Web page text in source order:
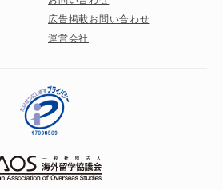
広告掲載お問い合わせ
運営会社